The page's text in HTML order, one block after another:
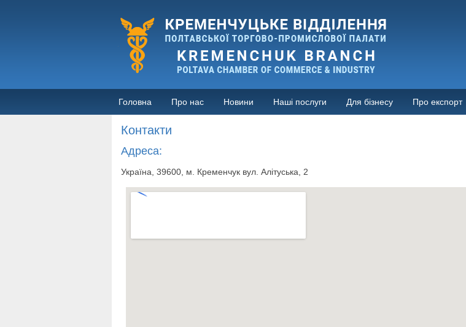
Головна Про нас Новини Наші послуги Для бізнесу Про експорт
Контакти
Адреса:
Україна, 39600, м. Кременчук вул. Алітуська, 2